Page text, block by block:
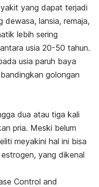
yang dapat terjadi
dewasa, lansia, remaja,
lebih sering
usia 20-50 tahun.
usia paruh baya
golongan
dua atau tiga kali
pria. Meski belum
meyakini hal ini bisa
yang dikenal
Control and